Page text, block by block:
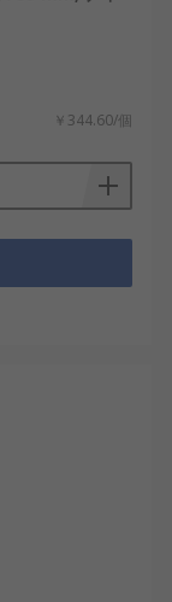
を保護
デンサ
から保
れたと
デンサに
部にナッ
サイズ
の締め付
￥344.60/個